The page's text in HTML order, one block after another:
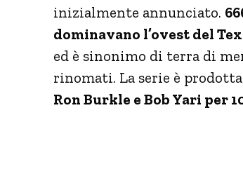
inizialmente annunciato.
dominavano l’ovest del
ed è sinonimo di terra di
rinomati. La serie è
Ron Burkle e Bob Yari per